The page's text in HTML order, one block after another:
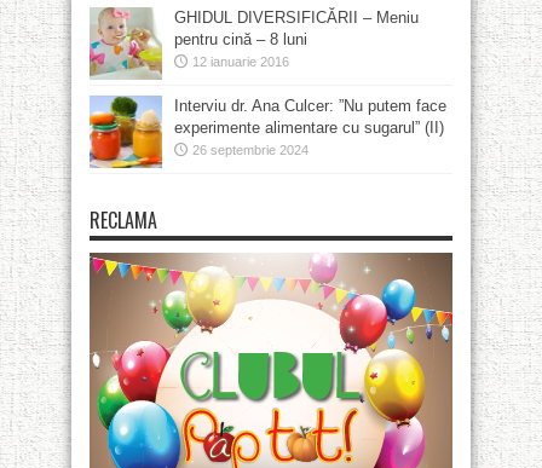
GHIDUL DIVERSIFICĂRII – Meniu
pentru cină – 8 luni
12 ianuarie 2016
Interviu dr. Ana Culcer: ”Nu putem face
experimente alimentare cu sugarul” (II)
26 septembrie 2024
RECLAMA